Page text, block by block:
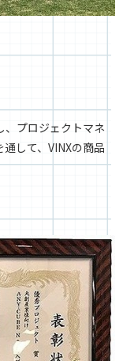
、プロジェクトマネ
して、VINXの商品